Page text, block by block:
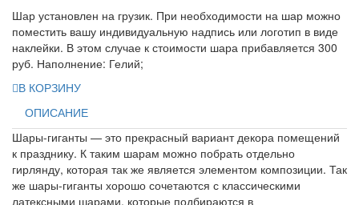
Шар установлен на грузик. При необходимости на шар можно
поместить вашу индивидуальную надпись или логотип в виде
наклейки. В этом случае к стоимости шара прибавляется 300
руб. Наполнение: Гелий;
В КОРЗИНУ
ОПИСАНИЕ
Шары-гиганты — это прекрасный вариант декора помещений
к празднику. К таким шарам можно побрать отдельно
гирлянду, которая так же является элементом композиции. Так
же шары-гиганты хорошо сочетаются с классическими
латексными шарами, которые подбираются в